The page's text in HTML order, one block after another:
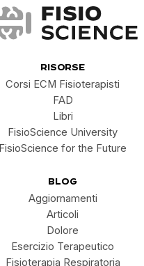
FisioScience
RISORSE
Corsi ECM Fisioterapisti
FAD
Libri
FisioScience University
FisioScience for the Future
BLOG
Aggiornamenti
Articoli
Dolore
Esercizio Terapeutico
Fisioterapia Respiratoria